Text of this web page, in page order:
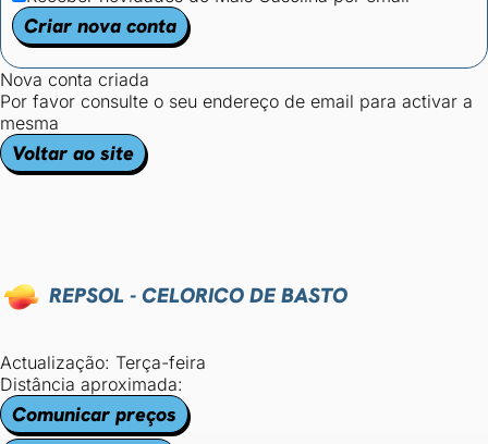
Criar nova conta
Nova conta criada
Por favor consulte o seu endereço de email para activar a
mesma
Voltar ao site
REPSOL - CELORICO DE BASTO
Actualização: Terça-feira
Distância aproximada:
Comunicar preços